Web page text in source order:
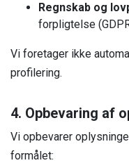
Regnskab og
forpligtelse
Vi foretager ikke
profilering.
4. Opbevaring af
Vi opbevarer
formålet: